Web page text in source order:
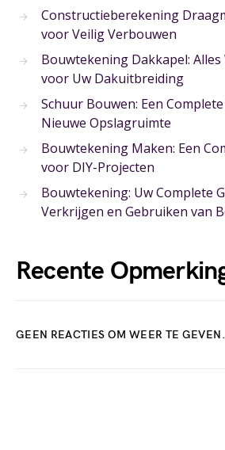
Constructieberekening
voor Veilig Verbouwen
Bouwtekening Dakkapel:
voor Uw Dakuitbreiding
Schuur Bouwen: Een
Nieuwe Opslagruimte
Bouwtekening Maken: Een
voor DIY-Projecten
Bouwtekening: Uw Complete
Verkrijgen en Gebruiken van
Recente
GEEN REACTIES OM WEER TE GEVEN.